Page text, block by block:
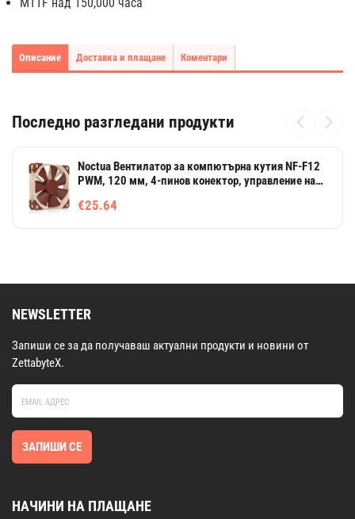
Описание Доставка и плащане Коментари
Последно разгледани продукти
Noctua Вентилатор за компютърна кутия NF-F12
PWM, 120 мм, 4-пинов конектор, управление на
€25.64
NEWSLETTER
Запиши се за да получаваш актуални продукти и новини от
ZettabyteX.
ЗАПИШИ СЕ
НАЧИНИ НА ПЛАЩАНЕ